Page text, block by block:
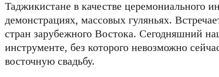
Таджикистане в качестве церемониального
демонстрациях, массовых гуляньях.
стран зарубежного Востока. Сегодняшний
инструменте, без которого невозможно
восточную свадьбу.